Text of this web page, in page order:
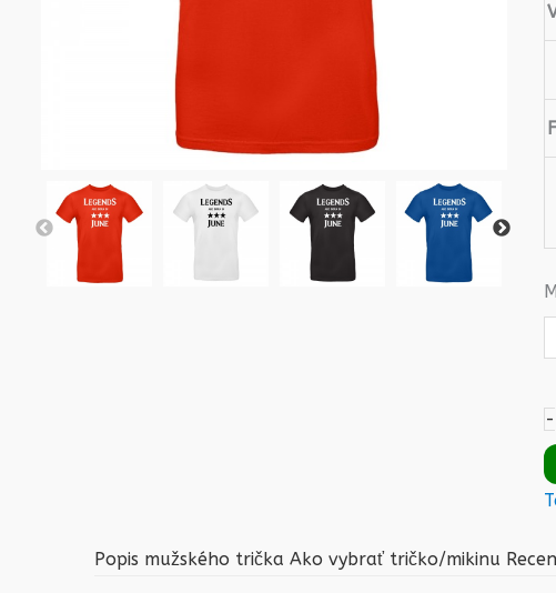
-
Popis mužského trička Ako vybrať tričko/mikinu